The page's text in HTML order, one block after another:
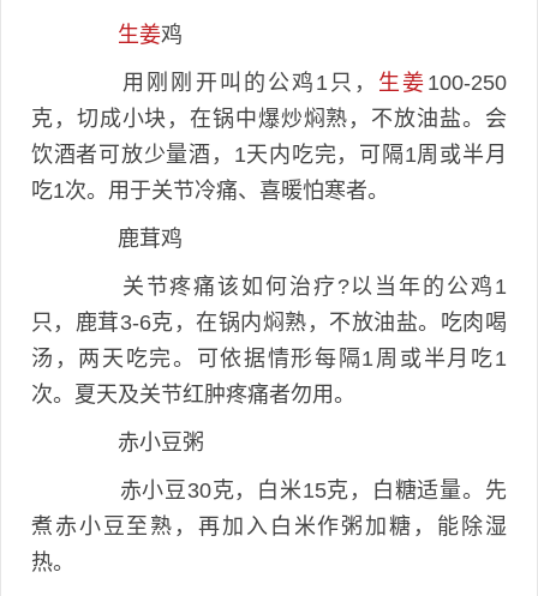
生姜鸡
用刚刚开叫的公鸡1只， 生姜 100-250
克，切成小块，在锅中爆炒焖熟，不放油盐。会
饮酒者可放少量酒，1天内吃完，可隔1周或半月
吃1次。用于关节冷痛、喜暖怕寒者。
鹿茸鸡
关节疼痛该如何治疗?以当年的公鸡1
只，鹿茸3-6克，在锅内焖熟，不放油盐。吃肉喝
汤，两天吃完。可依据情形每隔1周或半月吃1
次。夏天及关节红肿疼痛者勿用。
赤小豆粥
赤小豆30克，白米15克，白糖适量。先
煮赤小豆至熟，再加入白米作粥加糖，能除湿
热。